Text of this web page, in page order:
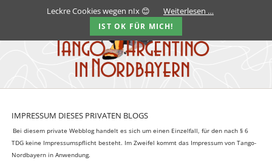
IMPRESSUM DIESES PRIVATEN BLOGS
Bei diesem private Webblog handelt es sich um einen Einzelfall, für den nach § 6
TDG keine Impressumspflicht besteht. Im Zweifel kommt das Impressum von Tango-
Nordbayern in Anwendung.
Leckre Cookies wegen nIx 😊 Weiterlesen …
IST OK FÜR MICH!